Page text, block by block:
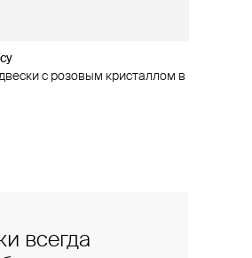
с розовым кристаллом в
всегда